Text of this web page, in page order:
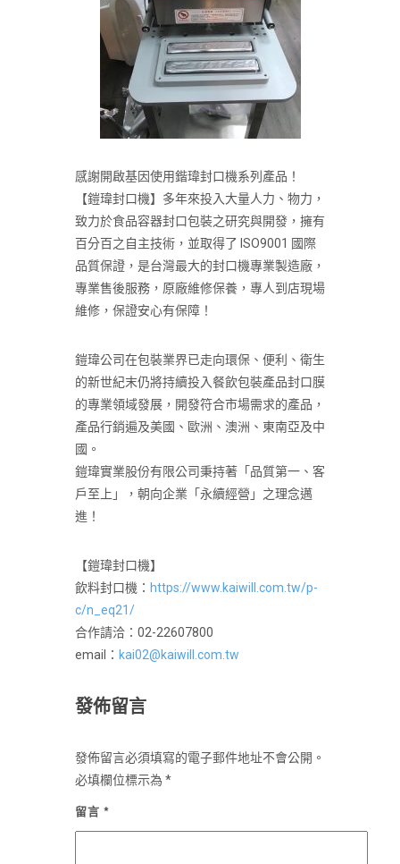
感謝開啟基因使用鍇瑋封口機系列產品！
【鎧瑋封口機】多年來投入大量人力、物力，
致力於食品容器封口包裝之研究與開發，擁有
百分百之自主技術，並取得了 ISO9001 國際
品質保證，是台灣最大的封口機專業製造廠，
專業售後服務，原廠維修保養，專人到店現場
維修，保證安心有保障！
鎧瑋公司在包裝業界已走向環保、便利、衛生
的新世紀末仍將持續投入餐飲包裝產品封口膜
的專業領域發展，開發符合市場需求的產品，
產品行銷遍及美國、歐洲、澳洲、東南亞及中
國。
鎧瑋實業股份有限公司秉持著「品質第一、客
戶至上」，朝向企業「永續經營」之理念邁
進！
【鎧瑋封口機】
飲料封口機： https://www.kaiwill.com.tw/p-
c/n_eq21/
合作請洽：02-22607800
email： kai02@kaiwill.com.tw
發佈留言
發佈留言必須填寫的電子郵件地址不會公開。
必填欄位標示為 *
留言 *